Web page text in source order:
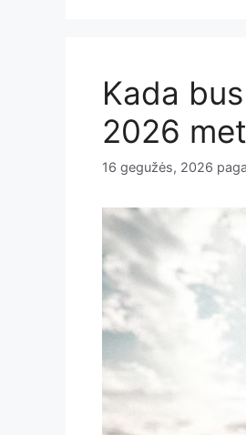
Kada
2026
16 gegužės, 2026